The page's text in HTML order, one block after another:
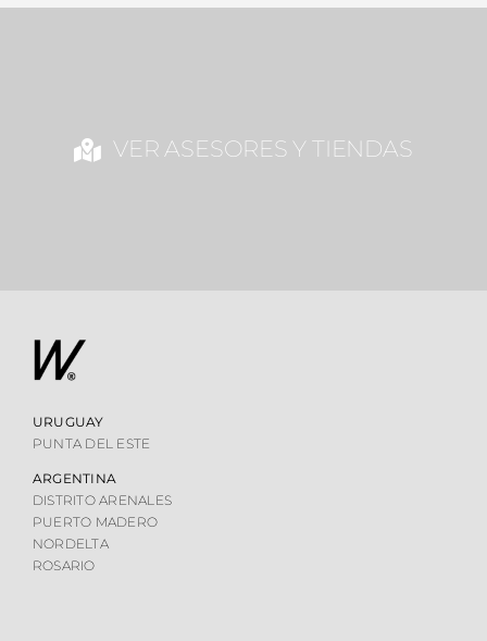
VER ASESORES Y TIENDAS
URUGUAY
PUNTA DEL ESTE
ARGENTINA
DISTRITO ARENALES
PUERTO MADERO
NORDELTA
ROSARIO